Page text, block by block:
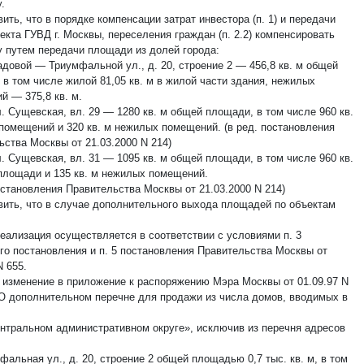
что в порядке компенсации затрат инвестора (п. 1) и передачи
ГУВД г. Москвы, переселения граждан (п. 2.2) компенсировать
путем передачи площади из долей города:
— Триумфальной ул., д. 20, строение 2 — 456,8 кв. м общей
том числе жилой 81,05 кв. м в жилой части здания, нежилых
— 375,8 кв. м.
Сущевская, вл. 29 — 1280 кв. м общей площади, в том числе 960 кв.
и 320 кв. м нежилых помещений. (в ред. постановления
Москвы от 21.03.2000 N 214)
Сущевская, вл. 31 — 1095 кв. м общей площади, в том числе 960 кв.
и 135 кв. м нежилых помещений.
Правительства Москвы от 21.03.2000 N 214)
что в случае дополнительного выхода площадей по объектам
осуществляется в соответствии с условиями п. 3
постановления и п. 5 постановления Правительства Москвы от
655.
изменение в приложение к распоряжению Мэра Москвы от 01.09.97 N
дополнительном перечне для продажи из числа домов, вводимых в
административном округе», исключив из перечня адресов
ул., д. 20, строение 2 общей площадью 0,7 тыс. кв. м, в том